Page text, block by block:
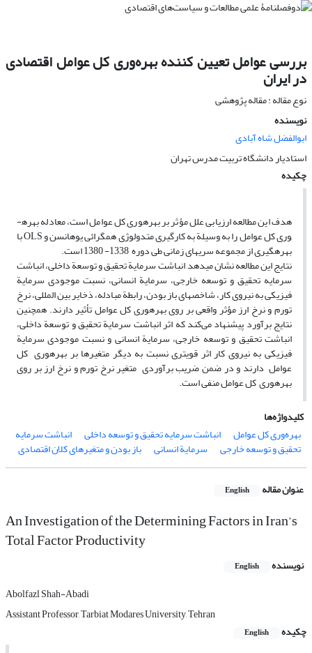
بررسی عوامل تعیین کننده بهره‌وری کل عوامل اقتصادی
در ایران
نوع مقاله : مقاله پژوهشی
نویسنده
ابوالفضل شاه آبادی
استادیار دانشگاه تربیت مدرس تهران
چکیده
هدف این مطالعه ارزیابی علل مؤثر بر بهره­وری کل عوامل است، معادله بهره­
وری کل عوامل را به وسیلة به کارگیری متدولوژی همگرائی یوهانسن و OLS با
بهره­گیری از مجموعه سری­های زمانی طی دوره 1338- 1380 است.
نتایج این مطالعه نشان می­دهد, انباشت سرمایة تحقیق و توسعة داخلی، انباشت
سرمایه تحقیق و توسعه خارجی، سرمایة انسانی، نسبت موجودی سرمایة
فیزیکی به نیروی کار، شاخص­های باز بودن، رابطة مبادله، ذخایر بین المللی، نرخ
تورم و نرخ ارز مؤثر واقعی بر روی بهره­وری کل عوامل تأثیر دارند. همچنین
نتایج برآورد پیشنهاد می‌کند که اثر انباشت سرمایة تحقیق و توسعة داخلی،
انباشت تحقیق و توسعه خارجی، سرمایة انسانی و نسبت موجودی سرمایة
فیزیکی به نیروی کار اثر قوی­تری نسبت به دیگر متغیرها بر بهره­وری کل
عوامل دارند و در ضمن ضریب برآوردی متغیر نرخ تورم و نرخ ارز بر روی
بهره­وری کل عوامل منفی است.
کلیدواژه‌ها
بهره‌وری کل عوامل
انباشت سرمایه تحقیق و توسعه داخلی انباشت سرمایه
تحقیق و توسعه خارجی سرمایة انسانی باز بودن و متغیرهای کلان اقتصادی
عنوان مقاله English
An Investigation of the Determining Factors in Iran’s
Total Factor Productivity
نویسنده English
Abolfazl Shah-Abadi
Assistant Professor, Tarbiat Modares University, Tehran
چکیده
English